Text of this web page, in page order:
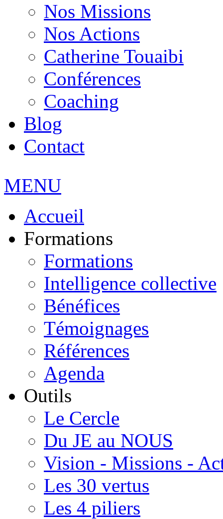
Nos Missions
Nos Actions
Catherine Touaibi
Conférences
Coaching
Blog
Contact
MENU
Accueil
Formations
Formations
Intelligence collective
Bénéfices
Témoignages
Références
Agenda
Outils
Le Cercle
Du JE au NOUS
Vision - Missions -
Les 30 vertus
Les 4 piliers